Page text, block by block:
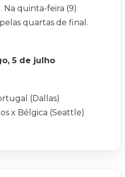
Na quinta-feira (9)
quartas de final.
5 de julho
(Dallas)
x Bélgica (Seattle)